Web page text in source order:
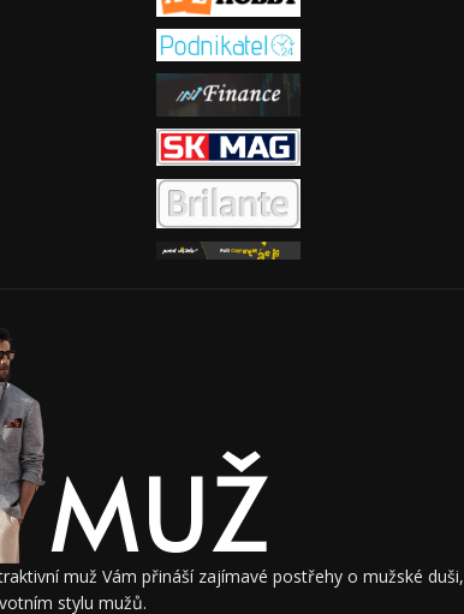
MUŽ
muž Vám přináší zajímavé postřehy o mužské duši,
stylu mužů.